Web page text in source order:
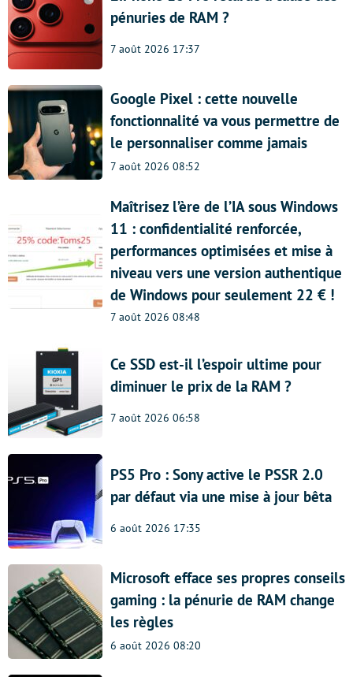
pénuries de RAM ?
7 août 2026 17:37
Google Pixel : cette nouvelle
fonctionnalité va vous permettre de
le personnaliser comme jamais
7 août 2026 08:52
Maîtrisez l’ère de l’IA sous Windows
11 : confidentialité renforcée,
performances optimisées et mise à
niveau vers une version authentique
de Windows pour seulement 22 € !
7 août 2026 08:48
Ce SSD est-il l’espoir ultime pour
diminuer le prix de la RAM ?
7 août 2026 06:58
PS5 Pro : Sony active le PSSR 2.0
par défaut via une mise à jour bêta
6 août 2026 17:35
Microsoft efface ses propres conseils
gaming : la pénurie de RAM change
les règles
6 août 2026 08:20